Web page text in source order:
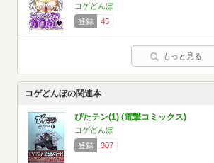
コゲどんぼ
登録
45
もっと見る
コゲどんぼの関連本
ぴたテン(1) (電撃コミックス)
コゲどんぼ
登録
307